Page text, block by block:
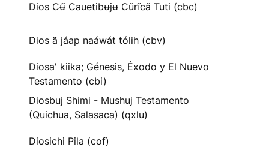
Dios Cʉ̃ Cauetibʉjʉ Cũrĩcã Tuti (cbc)
Dios ã jáap naáwát tólih (cbv)
Diosa' kiika; Génesis, Éxodo y El Nuevo
Testamento (cbi)
Diosbuj Shimi - Mushuj Testamento
(Quichua, Salasaca) (qxlu)
Diosichi Pila (cof)